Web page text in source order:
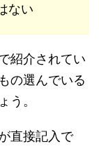
ない
紹介されてい
の選んでいる
う。
直接記入で